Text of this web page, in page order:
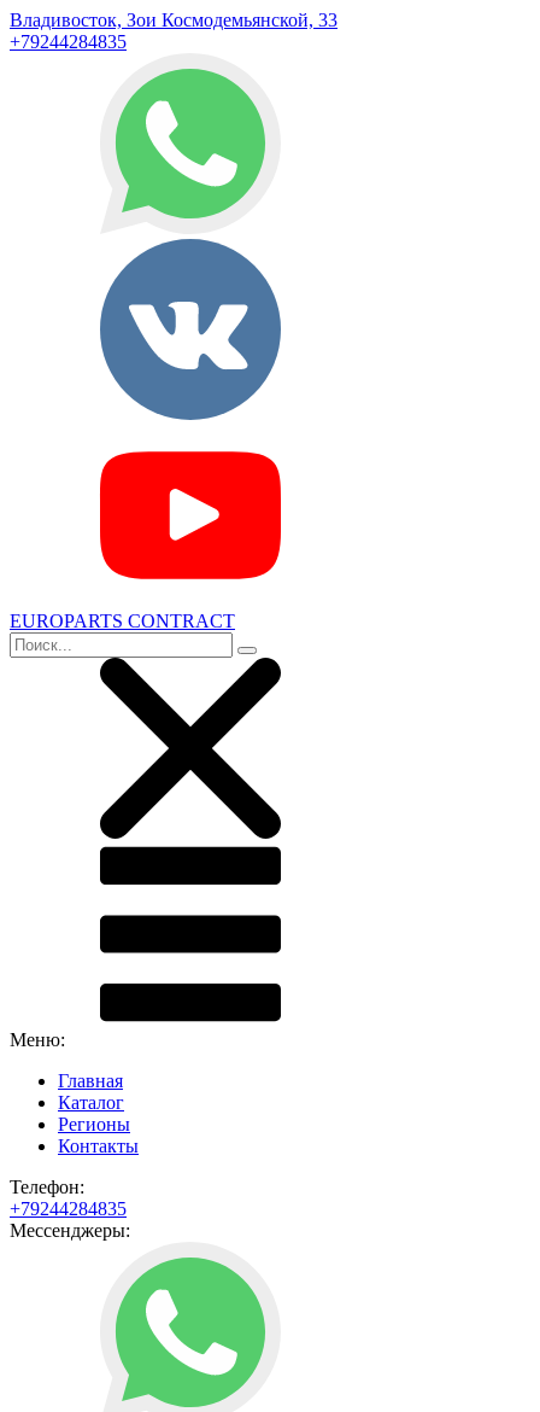
Владивосток, Зои Космодемьянской, 33
+79244284835
EUROPARTS CONTRACT
Меню:
Главная
Каталог
Регионы
Контакты
Телефон:
+79244284835
Мессенджеры: